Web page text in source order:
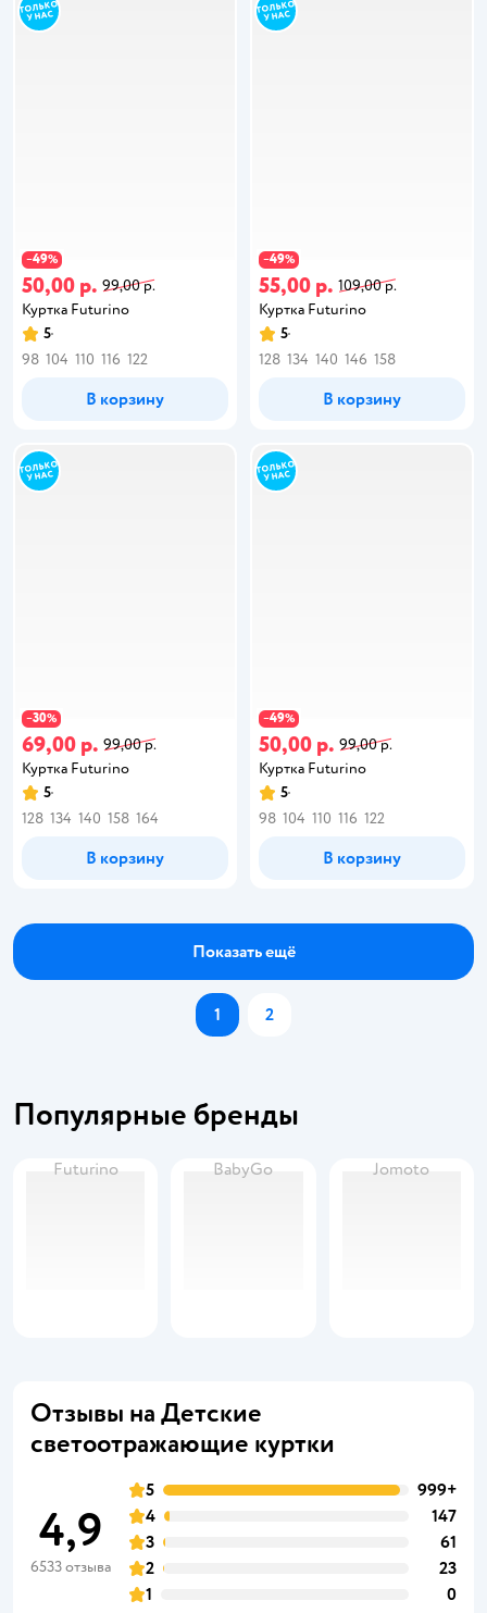
−49%
50,00 р. 99,00 р.
Куртка Futurino
5
98 104 110 116 122
В корзину
−49%
55,00 р. 109,00 р.
Куртка Futurino
5
128 134 140 146 158
В корзину
−30%
69,00 р. 99,00 р.
Куртка Futurino
5
128 134 140 158 164
В корзину
−49%
50,00 р. 99,00 р.
Куртка Futurino
5
98 104 110 116 122
В корзину
Показать ещё
1 2
Популярные бренды
Futurino BabyGo Jomoto
Отзывы на Детские
светоотражающие куртки
4,9
6533 отзыва
5
999+
4
147
3
61
2
23
1
0